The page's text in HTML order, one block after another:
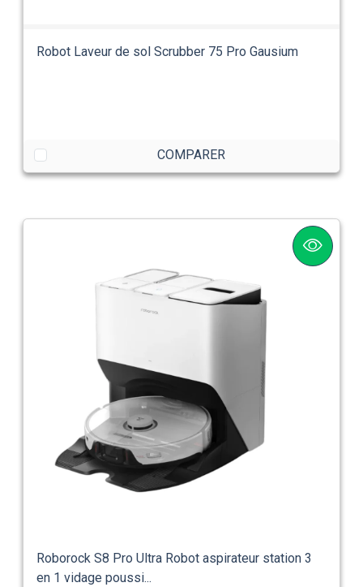
Robot Laveur de sol Scrubber 75 Pro Gausium
COMPARER
Roborock S8 Pro Ultra Robot aspirateur station 3
en 1 vidage poussi...